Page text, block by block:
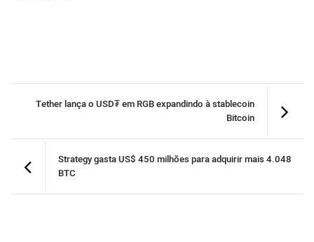
Tether lança o USD₮ em RGB expandindo à stablecoin
Bitcoin
Strategy gasta US$ 450 milhões para adquirir mais 4.048
BTC